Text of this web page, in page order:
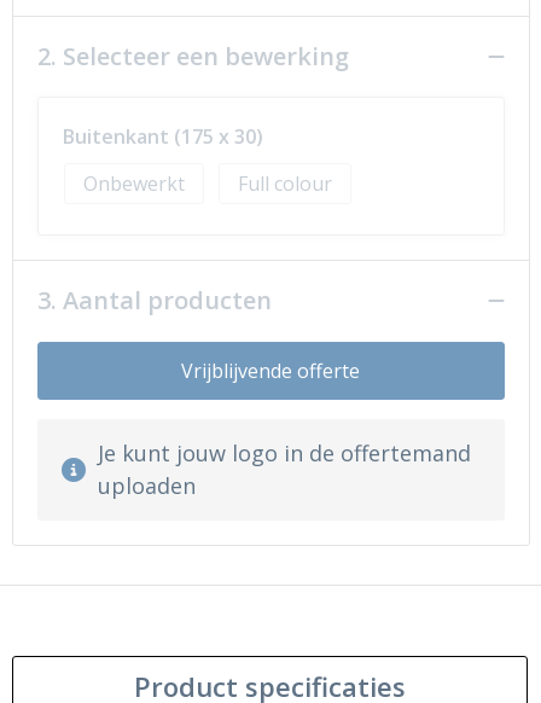
2. Selecteer een bewerking
Buitenkant (175 x 30)
Onbewerkt
Full colour
3. Aantal producten
Vrijblijvende offerte
Je kunt jouw logo in de offertemand
uploaden
Product specificaties